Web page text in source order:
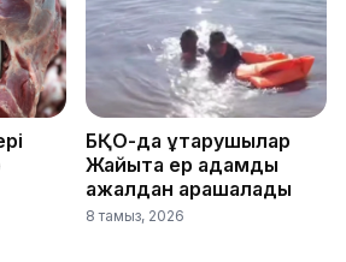
БҚО-да құтқарушылар
Жайықта ер адамды
ажалдан арашалады
8 тамыз, 2026